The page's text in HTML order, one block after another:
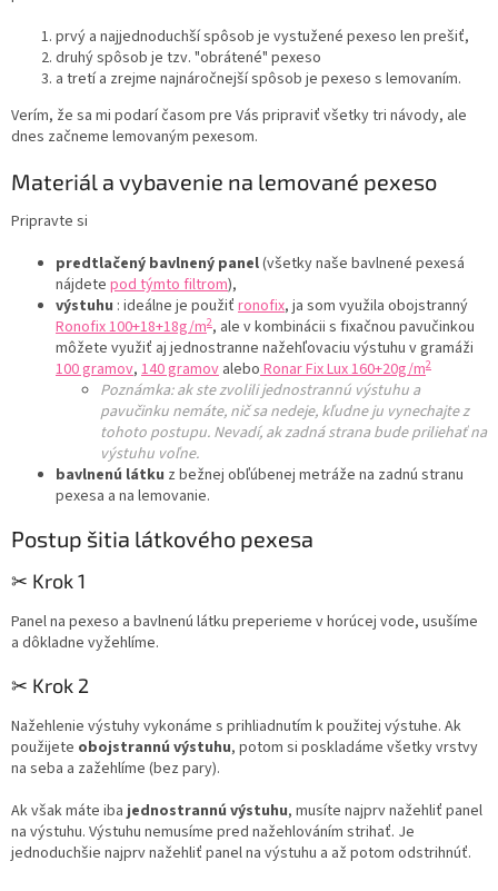
prvý a najjednoduchší spôsob je vystužené pexeso len prešiť,
druhý spôsob je tzv. "obrátené" pexeso
a tretí a zrejme najnáročnejší spôsob je pexeso s lemovaním.
Verím, že sa mi podarí časom pre Vás pripraviť všetky tri návody, ale
dnes začneme lemovaným pexesom.
Materiál a vybavenie na lemované pexeso
Pripravte si
predtlačený bavlnený panel(všetky naše bavlnené pexesá
nájdete pod týmto filtrom),
výstuhu : ideálne je použiť ronofix, ja som využila obojstranný
Ronofix 100+18+18g/m2, ale v kombinácii s fixačnou pavučinkou
môžete využiť aj jednostranne nažehľovaciu výstuhu v gramáži
100 gramov, 140 gramov aleboRonar Fix Lux 160+20g/m2
Poznámka: ak ste zvolili jednostrannú výstuhu a
pavučinku nemáte, nič sa nedeje, kľudne ju vynechajte z
tohoto postupu. Nevadí, ak zadná strana bude priliehať na
výstuhu voľne.
bavlnenú látku z bežnej obľúbenej metráže na zadnú stranu
pexesa a na lemovanie.
Postup šitia látkového pexesa
✂︎ Krok 1
Panel na pexeso a bavlnenú látku preperieme v horúcej vode, usušíme
a dôkladne vyžehlíme.
✂︎ Krok 2
Nažehlenie výstuhy vykonáme s prihliadnutím k použitej výstuhe. Ak
použijete obojstrannú výstuhu, potom si poskladáme všetky vrstvy
na seba a zažehlíme (bez pary).
Ak však máte iba jednostrannú výstuhu, musíte najprv nažehliť panel
na výstuhu. Výstuhu nemusíme pred nažehlováním strihať. Je
jednoduchšie najprv nažehliť panel na výstuhu a až potom odstrihnúť.